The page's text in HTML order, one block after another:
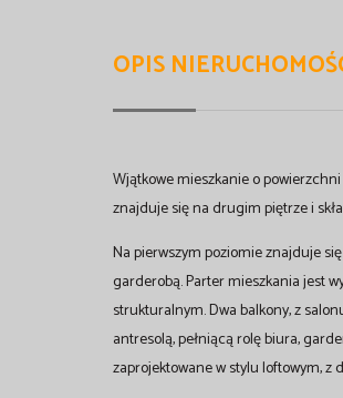
OPIS
Wjątkowe mieszkanie o
znajduje się na drugim piętrze i
Na pierwszym poziomie znajduje
garderobą. Parter mieszkania jest
strukturalnym. Dwa balkony, z
antresolą, pełniącą rolę biura,
zaprojektowane w stylu loftowym,